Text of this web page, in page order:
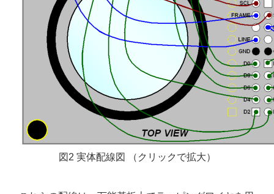
図2 実体配線図 （クリックで拡大）